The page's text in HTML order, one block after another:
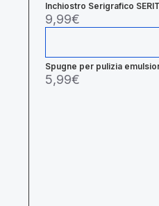
Inchiostro Serigrafico
9,99€
5,99€